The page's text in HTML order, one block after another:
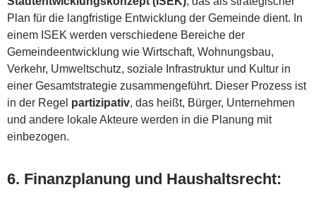
Plan für die langfristige Entwicklung der Gemeinde dient. In
einem ISEK werden verschiedene Bereiche der
Gemeindeentwicklung wie Wirtschaft, Wohnungsbau,
Verkehr, Umweltschutz, soziale Infrastruktur und Kultur in
einer Gesamtstrategie zusammengeführt. Dieser Prozess ist
in der Regel partizipativ, das heißt, Bürger, Unternehmen
und andere lokale Akteure werden in die Planung mit
einbezogen.
6. Finanzplanung und Haushaltsrecht: